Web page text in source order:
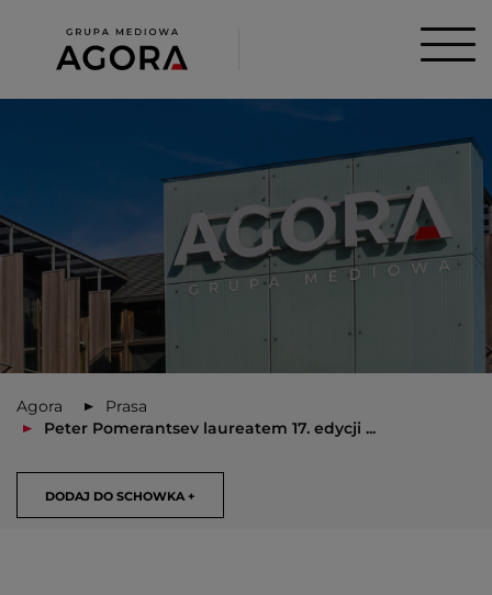
Agora
Prasa
Peter Pomerantsev laureatem 17. edycji ...
DODAJ DO SCHOWKA +